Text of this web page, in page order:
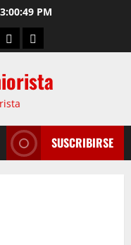
3:00:50 PM
SUSCRIBIRSE